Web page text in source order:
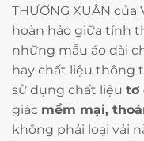
THƯỜNG XUÂN
hoàn hảo giữa tính
những mẫu áo dài
hay chất liệu thông
sử dụng chất liệu tơ
giác mềm mại,
không phải loại vải